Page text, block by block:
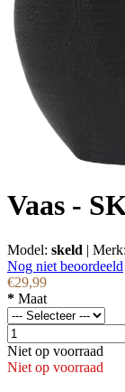
Vaas -
Model: skeld | Merk:
Nog niet beoordeeld
€29,99
* Maat
Niet op voorraad
Niet op voorraad